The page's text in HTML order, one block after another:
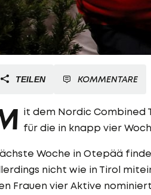
TEILEN KOMMENTARE
it dem Nordic Combined
für die in knapp vier
Woche in Otepää
nicht wie in Tirol
Frauen vier Aktive